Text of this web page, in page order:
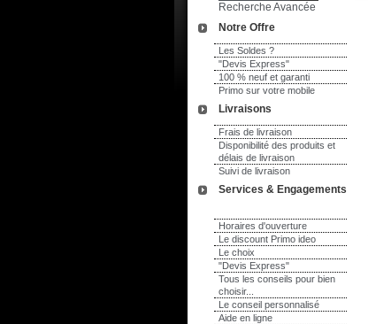
Notre Offre
Les Soldes ?
"Devis Express"
100 % neuf et garanti
Primo sur votre mobile
Livraisons
Frais de livraison
Disponibilité des produits et
délais de livraison
Suivi de livraison
Services & Engagements
Horaires d'ouverture
Le discount Primo ideo
Le choix
"Devis Express"
Tous les conseils pour bien
choisir...
Le conseil personnalisé
Aide en ligne
Recherche Avancée